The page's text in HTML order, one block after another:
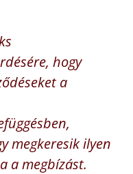
hogy
a
megkeresik ilyen
a megbízást.